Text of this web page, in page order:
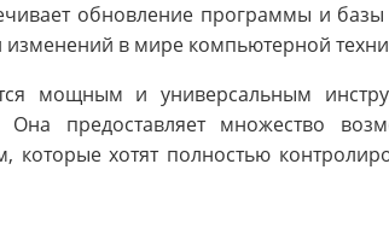
обновление программы и
изменений в мире компьютерной
мощным и универсальным
предоставляет множество
хотят полностью